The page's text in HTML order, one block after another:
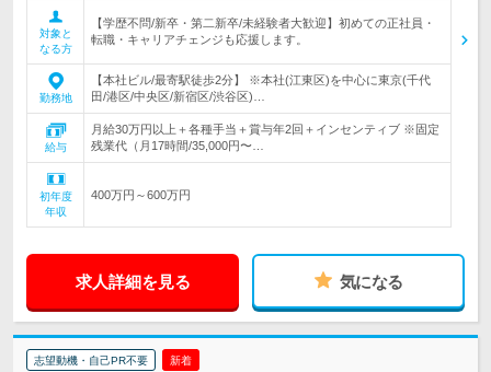
対象と
なる方
【学歴不問/新卒・第二新卒/未経験者大歓迎】初めての正社員・
転職・キャリアチェンジも応援します。
勤務地
【本社ビル/最寄駅徒歩2分】 ※本社(江東区)を中心に東京(千代
田/港区/中央区/新宿区/渋谷区)…
給与
月給30万円以上＋各種手当＋賞与年2回＋インセンティブ ※固定
残業代（月17時間/35,000円〜…
初年度
年収
400万円～600万円
求人詳細を見る 気になる
志望動機・自己PR不要 新着